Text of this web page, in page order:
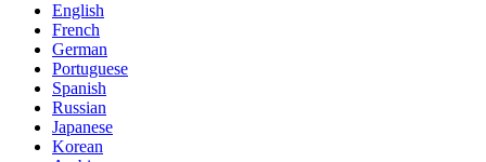
English
French
German
Portuguese
Spanish
Russian
Japanese
Korean